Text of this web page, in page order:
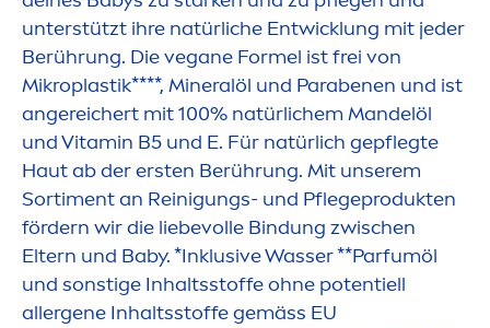
unterstützt ihre natürliche Entwicklung mit jeder
Berührung. Die vegane Formel ist frei von
Mikroplastik****, Mineralöl und Parabenen und ist
angereichert mit 100% natürlichem Mandelöl
undVitamin B5 und E. Für natürlich gepflegte
Haut ab der ersten Berührung. Mit unserem
Sortiment an Reinigungs- und Pflegeprodukten
fördern wir die liebevolle Bindung zwischen
Eltern und Baby. *Inklusive Wasser **Parfumöl
und sonstige Inhaltsstoffe ohne potentiell
allergene Inhaltsstoffe gemäss EU